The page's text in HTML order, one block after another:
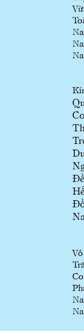
Kính